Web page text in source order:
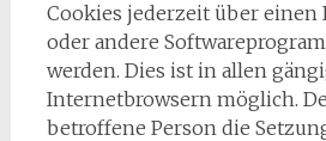
Cookies jederzeit über
oder andere
werden. Dies ist in allen
Internetbrowsern möglich.
betroffene Person die